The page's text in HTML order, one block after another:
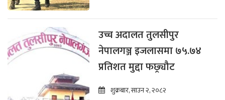
उच्च अदालत तुलसीपुर
नेपालगञ्ज इजलासमा ७५.७४
प्रतिशत मुद्दा फछ्र्यौट
शुक्रबार, साउन २, २०८२